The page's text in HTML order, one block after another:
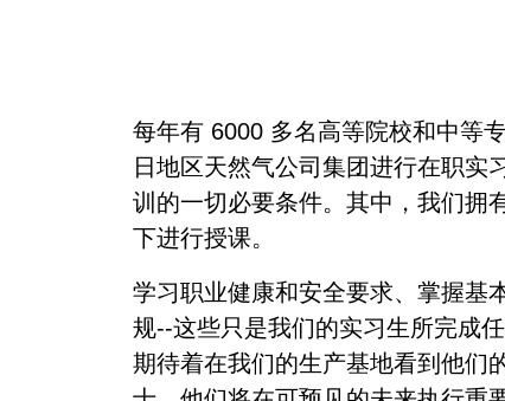
每年有 6000 多名高等院校和中等
日地区天然气公司集团进行在职实
训的一切必要条件。其中，我们拥
下进行授课。
学习职业健康和安全要求、掌握基
规--这些只是我们的实习生所完成
期待着在我们的生产基地看到他们